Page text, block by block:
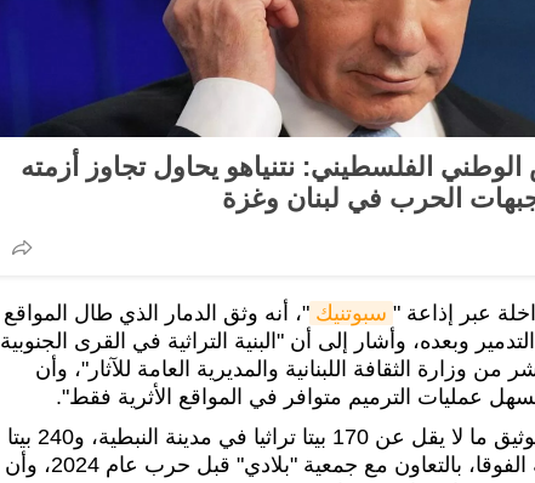
الفلسطيني: نتنياهو يحاول تجاوز أزمته
جبهات الحرب في لبنان وغزة
عبر إذاعة " سبوتنيك "، أنه وثق الدمار الذي طال المواقع
التدمير وبعده، وأشار إلى أن "البنية التراثية في القرى الجنوبية
من وزارة الثقافة اللبنانية والمديرية العامة للآثار"، وأن
عمليات الترميم متوافر في المواقع الأثرية فقط".
ولفت إلى أنه جرى توثيق ما لا يقل عن 170 بيتا تراثيا في مدينة النبطية، و240 بيتا
آخر في قرى النبطية الفوقا، بالتعاون مع جمعية "بلادي" قبل حرب عام 2024، وأن